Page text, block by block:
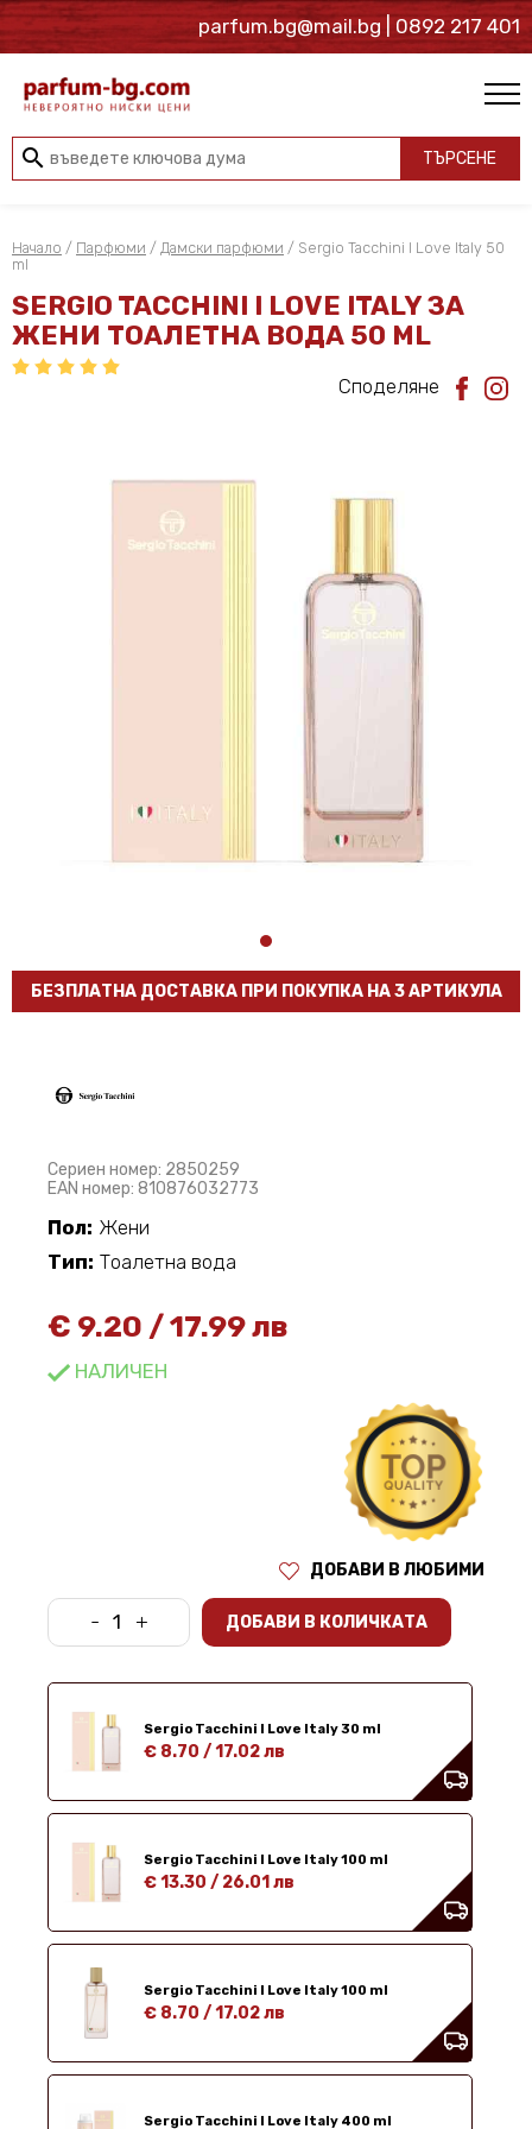
parfum.bg@mail.bg | 0892 217 401
search ТЪРСЕНЕ
Начало / Парфюми / Дамски парфюми / Sergio Tacchini I Love Italy 50
ml
SERGIO TACCHINI I LOVE ITALY ЗА
ЖЕНИ ТОАЛЕТНА ВОДА 50 ML
Споделяне
БЕЗПЛАТНА ДОСТАВКА ПРИ ПОКУПКА НА 3 АРТИКУЛА
Сериен номер: 2850259
EAN номер: 810876032773
Пол: Жени
Тип: Тоалетна вода
€ 9.20 /17.99 лв
НАЛИЧЕН
ДОБАВИ В ЛЮБИМИ
- + ДОБАВИ В КОЛИЧКАТА
Sergio Tacchini I Love Italy 30 ml
€ 8.70 /17.02 лв
Sergio Tacchini I Love Italy 100 ml
€ 13.30 / 26.01 лв
Sergio Tacchini I Love Italy 100 ml
€ 8.70 /17.02 лв
Sergio Tacchini I Love Italy 400 ml